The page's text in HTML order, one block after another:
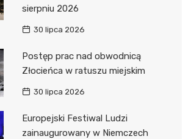
sierpniu 2026
30 lipca 2026
Postęp prac nad obwodnicą
Złocieńca w ratuszu miejskim
30 lipca 2026
Europejski Festiwal Ludzi
zainaugurowany w Niemczech